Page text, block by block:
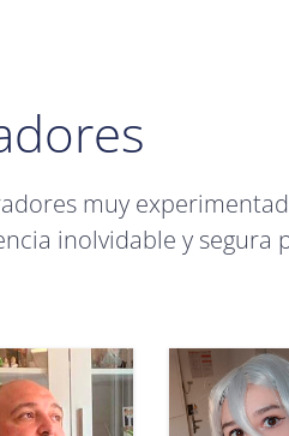
muy
inolvidable y segura